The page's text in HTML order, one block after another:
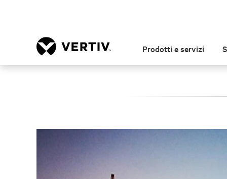
Prodotti e servizi